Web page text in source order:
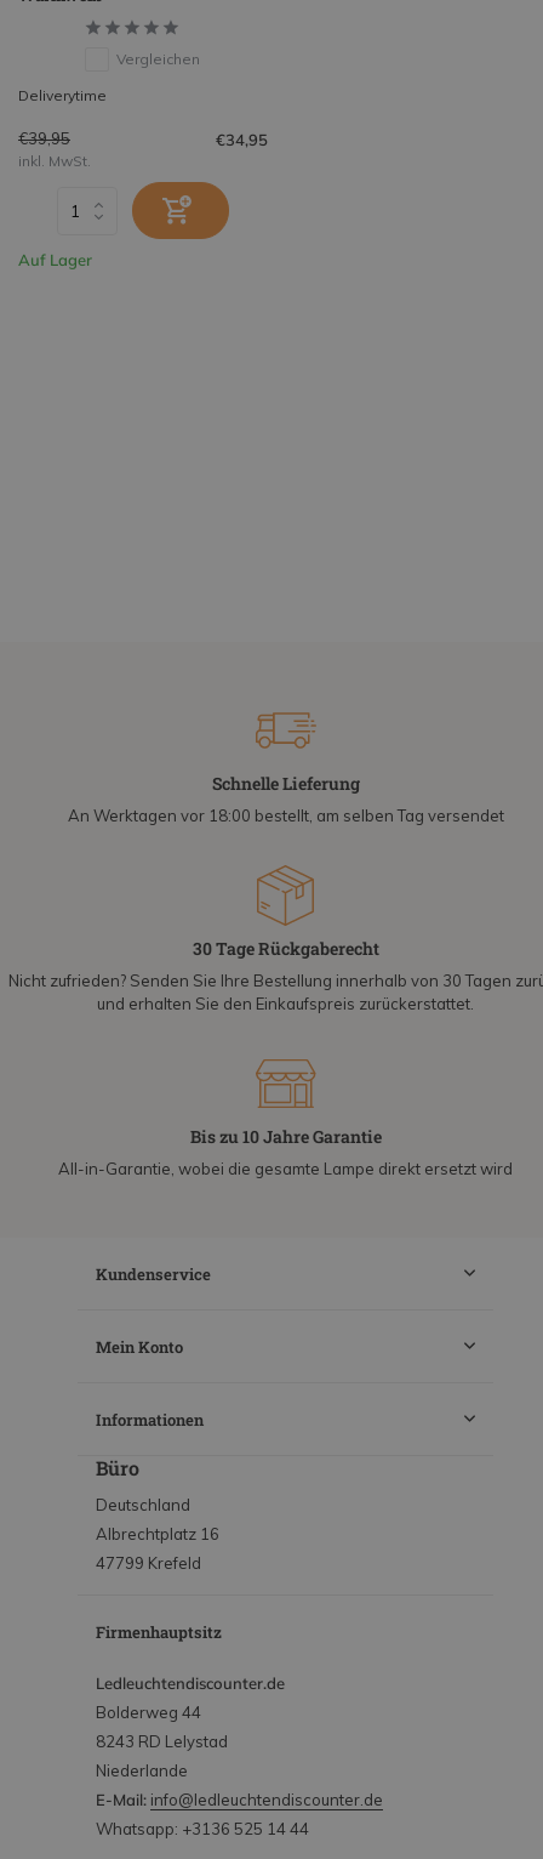
Vergleichen
Deliverytime
€39,95 €34,95
inkl. MwSt.
Auf Lager
Schnelle Lieferung
An Werktagen vor 18:00 bestellt, am selben Tag versendet
30 Tage Rückgaberecht
Nicht zufrieden? Senden Sie Ihre Bestellung innerhalb von 30 Tagen
und erhalten Sie den Einkaufspreis zurückerstattet.
Bis zu 10 Jahre Garantie
All-in-Garantie, wobei die gesamte Lampe direkt ersetzt wird
Kundenservice
Mein Konto
Informationen
Büro
Deutschland
Albrechtplatz 16
47799 Krefeld
Firmenhauptsitz
Ledleuchtendiscounter.de
Bolderweg 44
8243 RD Lelystad
Niederlande
E-Mail: info@ledleuchtendiscounter.de
Whatsapp: +3136 525 14 44